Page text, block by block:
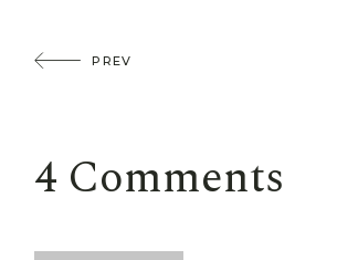
PREV
4 Comments